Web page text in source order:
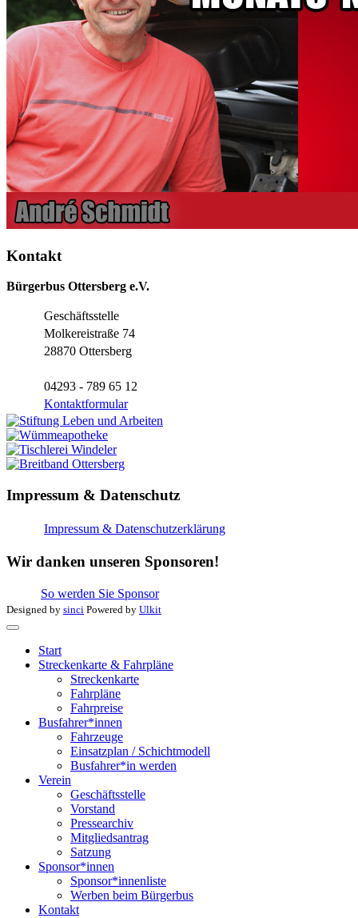
Kontakt
Bürgerbus Ottersberg e.V.
Geschäftsstelle
Molkereistraße 74
28870 Ottersberg
04293 - 789 65 12
Kontaktformular
Impressum & Datenschutz
Impressum & Datenschutzerklärung
Wir danken unseren Sponsoren!
So werden Sie Sponsor
Designed by sinci Powered by Ulkit
Start
Streckenkarte & Fahrpläne
Streckenkarte
Fahrpläne
Fahrpreise
Busfahrer*innen
Fahrzeuge
Einsatzplan / Schichtmodell
Busfahrer*in werden
Verein
Geschäftsstelle
Vorstand
Pressearchiv
Mitgliedsantrag
Satzung
Sponsor*innen
Sponsor*innenliste
Werben beim Bürgerbus
Kontakt